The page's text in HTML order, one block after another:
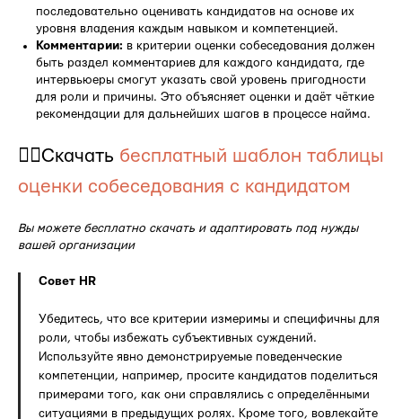
последовательно оценивать кандидатов на основе их
уровня владения каждым навыком и компетенцией.
Комментарии: в критерии оценки собеседования должен
быть раздел комментариев для каждого кандидата, где
интервьюеры смогут указать свой уровень пригодности
для роли и причины. Это объясняет оценки и даёт чёткие
рекомендации для дальнейших шагов в процессе найма.
👉🏻Скачать бесплатный шаблон таблицы
оценки собеседования с кандидатом
Вы можете бесплатно скачать и адаптировать под нужды
вашей организации
Совет HR
Убедитесь, что все критерии измеримы и специфичны для
роли, чтобы избежать субъективных суждений.
Используйте явно демонстрируемые поведенческие
компетенции, например, просите кандидатов поделиться
примерами того, как они справлялись с определёнными
ситуациями в предыдущих ролях. Кроме того, вовлекайте